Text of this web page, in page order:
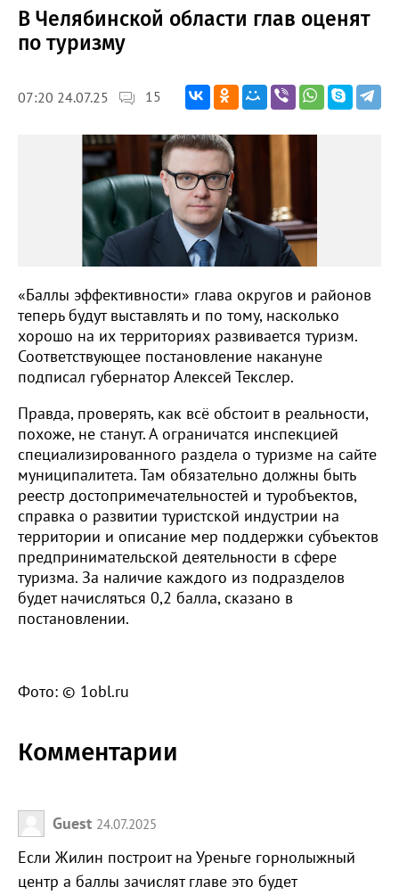
В Челябинской области глав оценят
по туризму
07:20 24.07.25 15
«Баллы эффективности» глава округов и районов
теперь будут выставлять и по тому, насколько
хорошо на их территориях развивается туризм.
Соответствующее постановление накануне
подписал губернатор Алексей Текслер.
Правда, проверять, как всё обстоит в реальности,
похоже, не станут. А ограничатся инспекцией
специализированного раздела о туризме на сайте
муниципалитета. Там обязательно должны быть
реестр достопримечательностей и туробъектов,
справка о развитии туристской индустрии на
территории и описание мер поддержки субъектов
предпринимательской деятельности в сфере
туризма. За наличие каждого из подразделов
будет начисляться 0,2 балла, сказано в
постановлении.
Фото: © 1obl.ru
Комментарии
Guest 24.07.2025
Если Жилин построит на Уреньге горнолыжный
центр а баллы зачислят главе это будет